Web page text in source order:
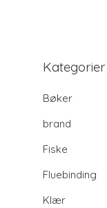
Kategorier
Bøker
brand
Fiske
Fluebinding
Klær